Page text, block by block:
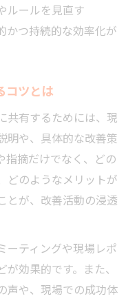
ルールを見直す
かつ持続的な効率化が
コツとは
共有するためには、現
明や、具体的な改善策
指摘だけでなく、どの
どのようなメリットが
とが、改善活動の浸透
ーティングや現場レポ
効果的です。また、
声や、現場での成功体